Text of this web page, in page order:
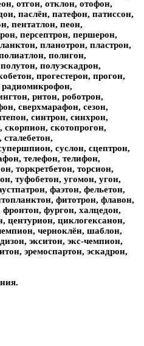
отгон, отклон, отофон,
паслён, патефон, патиссон,
пентатлон, пеон,
персептрон, першерон,
планотрон, пластрон,
полигон,
полуэскадрон,
прогестерон, прогон,
радиомикрофон,
ритон, роботрон,
сверхмарафон, сезон,
синтрон, синхрон,
скорпион, скотопрогон,
суслон, сцептрон,
телефон, телифон,
торкретбетон, торсион,
туфобетон, угомон, угон,
фаэтон, фельетон,
фитотрон, флавон,
фургон, халцедон,
центурион, циклогексанон,
черноклён, шаблон,
экситон, экс-чемпион,
эремоспартон, эскадрон,